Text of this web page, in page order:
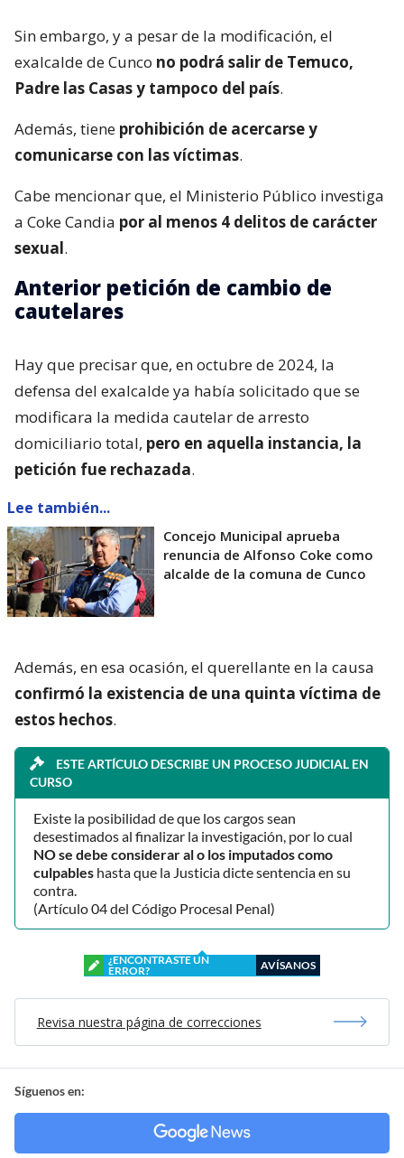
Sin embargo, y a pesar de la modificación, el
exalcalde de Cunco no podrá salir de Temuco,
Padre las Casas y tampoco del país.
Además, tiene prohibición de acercarse y
comunicarse con las víctimas.
Cabe mencionar que, el Ministerio Público investiga
a Coke Candia por al menos 4 delitos de carácter
sexual.
Anterior petición de cambio de
cautelares
Hay que precisar que, en octubre de 2024, la
defensa del exalcalde ya había solicitado que se
modificara la medida cautelar de arresto
domiciliario total, pero en aquella instancia, la
petición fue rechazada.
Lee también...
Concejo Municipal aprueba
renuncia de Alfonso Coke como
alcalde de la comuna de Cunco
Además, en esa ocasión, el querellante en la causa
confirmó la existencia de una quinta víctima de
estos hechos.
ESTE ARTÍCULO DESCRIBE UN PROCESO JUDICIAL EN
CURSO
Existe la posibilidad de que los cargos sean
desestimados al finalizar la investigación, por lo cual
NO se debe considerar al o los imputados como
culpables hasta que la Justicia dicte sentencia en su
contra.
(Artículo 04 del Código Procesal Penal)
¿ENCONTRASTE UN
ERROR?
AVÍSANOS
Revisa nuestra página de correcciones
Síguenos en: